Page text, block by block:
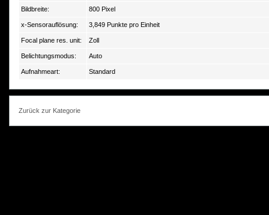
Bildbreite: 800 Pixel
x-Sensorauflösung: 3,849 Punkte pro Einheit
Focal plane res. unit: Zoll
Belichtungsmodus: Auto
Aufnahmeart: Standard
Zurück zur Kategorie